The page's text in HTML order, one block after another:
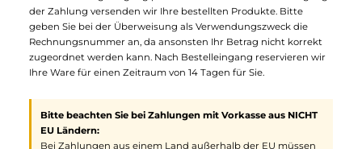
Hierbei wird der Kaufpreis von Ihnen vorab auf unser Konto
nach Rechnungseingang per E-Mail überwiesen. Nach
der Zahlung versenden wir Ihre bestellten Produkte. Bitte
geben Sie bei der Überweisung als Verwendungszweck die
zugeordnet werden kann. Nach Bestelleingang reservieren wir
Ihre Ware für einen Zeitraum von 14 Tagen für Sie.